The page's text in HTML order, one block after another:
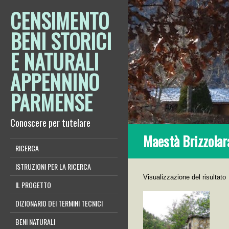
CENSIMENTO
BENI STORICI
E NATURALI
APPENNINO
PARMENSE
Conoscere per tutelare
RICERCA
ISTRUZIONI PER LA RICERCA
IL PROGETTO
DIZIONARIO DEI TERMINI TECNICI
BENI NATURALI
Maestà
Visualizzazione del risultato